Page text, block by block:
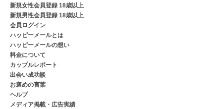
新規女性会員登録 18歳以上
新規男性会員登録 18歳以上
会員ログイン
ハッピーメールとは
ハッピーメールの想い
料金について
カップルレポート
出会い成功談
お褒めの言葉
ヘルプ
メディア掲載・広告実績